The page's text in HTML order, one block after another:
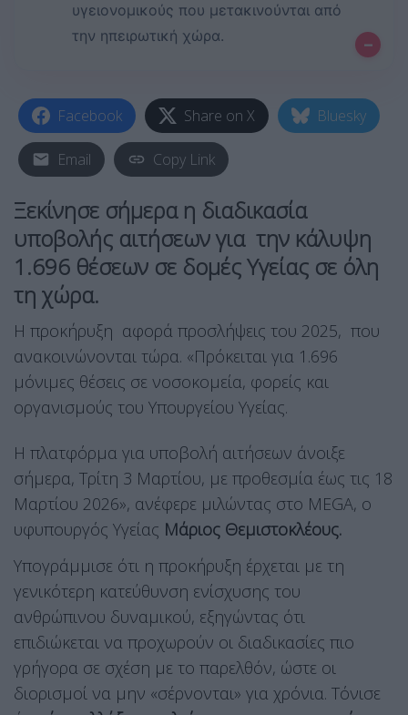
υγειονομικούς που μετακινούνται από
την ηπειρωτική χώρα.
–
Facebook Share on X Bluesky
Email Copy Link
Ξεκίνησε σήμερα η διαδικασία
υποβολής αιτήσεων για την κάλυψη
1.696 θέσεων σε δομές Υγείας σε όλη
τη χώρα.
Η προκήρυξη αφορά προσλήψεις του 2025, που
ανακοινώνονται τώρα. «Πρόκειται για 1.696
μόνιμες θέσεις σε νοσοκομεία, φορείς και
οργανισμούς του Υπουργείου Υγείας.
Η πλατφόρμα για υποβολή αιτήσεων άνοιξε
σήμερα, Τρίτη 3 Μαρτίου, με προθεσμία έως τις 18
Μαρτίου 2026», ανέφερε μιλώντας στο MEGA, ο
υφυπουργός Υγείας Μάριος Θεμιστοκλέους.
Υπογράμμισε ότι η προκήρυξη έρχεται με τη
γενικότερη κατεύθυνση ενίσχυσης του
ανθρώπινου δυναμικού, εξηγώντας ότι
επιδιώκεται να προχωρούν οι διαδικασίες πιο
γρήγορα σε σχέση με το παρελθόν, ώστε οι
διορισμοί να μην «σέρνονται» για χρόνια. Τόνισε